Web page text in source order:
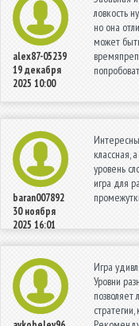
alex87-05239
19 декабря
2025 10:00
ловкость
но она
может
baran007892
30 ноября
2025 16:01
классная,
уровень
игра для
Игра
Уровни
позволяет